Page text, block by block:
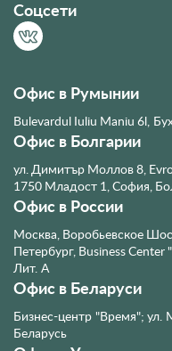
Соцсети
Офис в Румынии
Bulevardul Iuliu Maniu 6l,
Офис в Болгарии
ул. Димитър Моллов 8,
1750 Младост 1, София,
Офис в России
Москва, Воробьевское
Петербург, Business
Лит. А
Офис в Беларуси
Бизнес-центр "Время"; ул.
Беларусь